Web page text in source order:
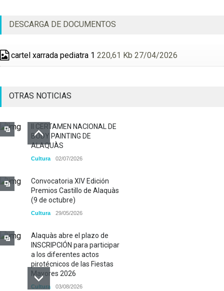
DESCARGA DE DOCUMENTOS
cartel xarrada pediatra 1 220,61 Kb 27/04/2026
OTRAS NOTICIAS
II CERTAMEN NACIONAL DE
BODY PAINTING DE
ALAQUÀS
Cultura 02/07/2026
Convocatoria XIV Edición
Premios Castillo de Alaquàs
(9 de octubre)
Cultura 29/05/2026
Alaquàs abre el plazo de
INSCRIPCIÓN para participar
a los diferentes actos
pirotécnicos de las Fiestas
Mayores 2026
Cultura 03/08/2026